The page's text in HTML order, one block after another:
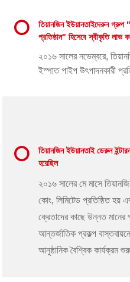
তিয়ানজিন ইউয়ানতাইদেরুন গ্রুপ
প্রতিষ্ঠান" হিসেবে স্বীকৃতি লাভ
২০১৬ সালের নভেম্বরে,
ইস্পাত পাইপ উৎপাদনকারী
তিয়ানজিন ইউয়ানতাই ডেরুন
হয়েছিল
২০১৬ সালের মে মাসে
কোং, লিমিটেড প্রতিষ্ঠিত হয়
ক্রেতাদের কাছে উন্নত মানের
আন্তর্জাতিক প্রকল্প
আনুষ্ঠানিক বৈশ্বিক কার্যক্রম